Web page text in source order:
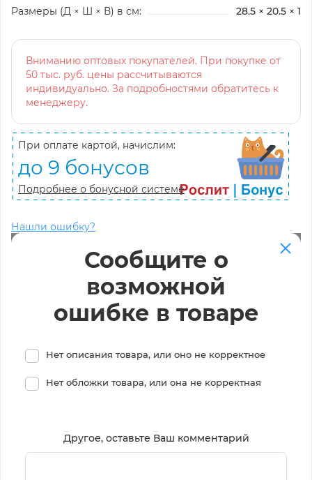
Размеры (Д × Ш × В) в см: 28.5 × 20.5 × 1
Вниманию оптовых покупателей. При покупке от
50 тыс. руб. цены рассчитываются
индивидуально. За подробностями обратитесь к
менеджеру.
При оплате картой, начислим:
до 9 бонусов
Подробнее о бонусной системе
Нашли ошибку?
Сообщите о
возможной
ошибке в товаре
Нет описания товара, или оно не корректное
Нет обложки товара, или она не корректная
Другое, оставьте Ваш комментарий